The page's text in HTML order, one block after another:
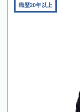
職歴20年以上